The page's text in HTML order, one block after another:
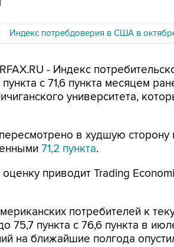
Индекс потребдоверия в США в
- Индекс
с 71,6 пункта месяцем
университета,
в худшую сторону
71,2 пункта.
приводит Trading
потребителей к
75,7 пункта с 76,6 пункта в
на ближайшие полгода